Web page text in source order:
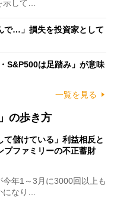
示して…
で…」損失を投資家として
S&P500は足踏み」が意味
一覧を見る
の歩き方
て儲けている」利益相反と
プファミリーの不正蓄財
年1～3月に3000回以上も
になり…